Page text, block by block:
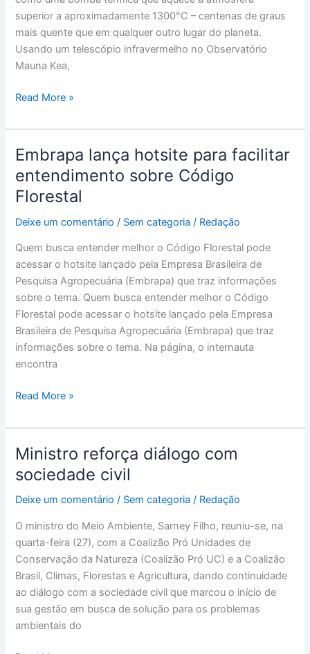
superior a aproximadamente 1300°C – centenas de graus
mais quente que em qualquer outro lugar do planeta.
Usando um telescópio infravermelho no Observatório
Mauna Kea,
Read More »
Embrapa lança hotsite para facilitar
entendimento sobre Código
Florestal
Deixe um comentário / Sem categoria / Redação
Quem busca entender melhor o Código Florestal pode
acessar o hotsite lançado pela Empresa Brasileira de
Pesquisa Agropecuária (Embrapa) que traz informações
sobre o tema. Quem busca entender melhor o Código
Florestal pode acessar o hotsite lançado pela Empresa
Brasileira de Pesquisa Agropecuária (Embrapa) que traz
informações sobre o tema. Na página, o internauta
encontra
Embrapa
lança
hotsite
para
facilitar
sobre
Código
Florestal
Read More »
Ministro reforça diálogo com
sociedade civil
Deixe um comentário / Sem categoria / Redação
O ministro do Meio Ambiente, Sarney Filho, reuniu-se, na
quarta-feira (27), com a Coalizão Pró Unidades de
Conservação da Natureza (Coalizão Pró UC) e a Coalizão
Brasil, Climas, Florestas e Agricultura, dando continuidade
ao diálogo com a sociedade civil que marcou o início de
sua gestão em busca de solução para os problemas
ambientais do
Ministro
reforça
diálogo
com